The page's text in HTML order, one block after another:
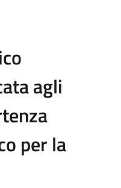
agli
per la